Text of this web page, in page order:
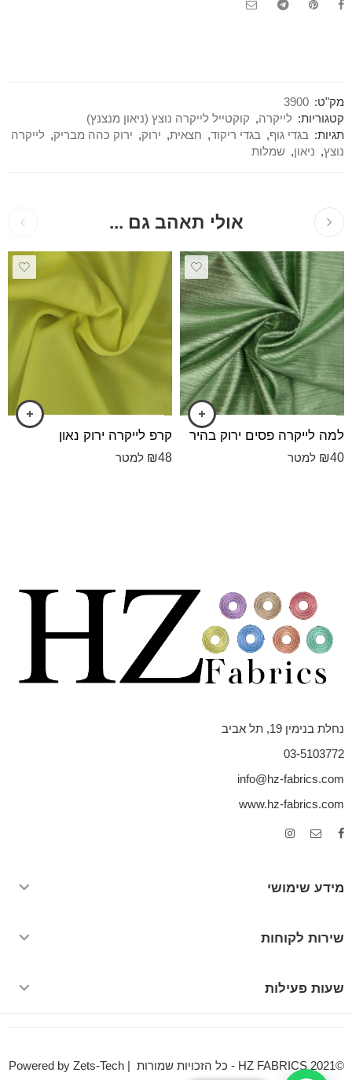
מק"ט: 3900
קטגוריות: לייקרה, קוקטייל לייקרה נוצץ (ניאון מנצנץ)
תגיות: בגדי גוף, בגדי ריקוד, חצאית, ירוק, ירוק כהה מבריק, לייקרה
נוצץ, ניאון, שמלות
אולי תאהב גם ...
למה לייקרה פסים ירוק בהיר
₪40 למטר
קרפ לייקרה ירוק נאון
₪48 למטר
נחלת בנימין 19, תל אביב
03-5103772
info@hz-fabrics.com
www.hz-fabrics.com
מידע שימושי
שירות לקוחות
שעות פעילות
©HZ FABRICS 2021 - כל הזכויות שמורות | Powered by Zets-Tech